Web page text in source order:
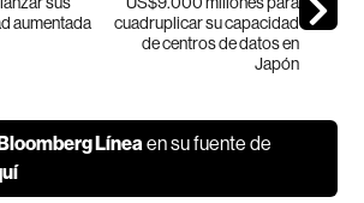
aumentada
cuadruplicar su capacidad
de centros de datos en
Japón
Línea en su fuente de